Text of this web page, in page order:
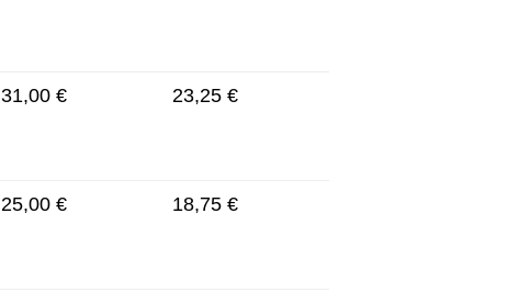
31,00 € 23,25 €
25,00 € 18,75 €